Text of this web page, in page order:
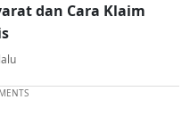
dan Cara Klaim